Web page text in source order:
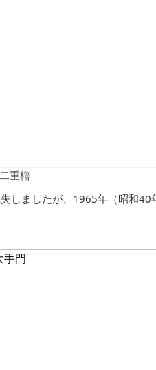
重櫓
しましたが、1965年（昭和40